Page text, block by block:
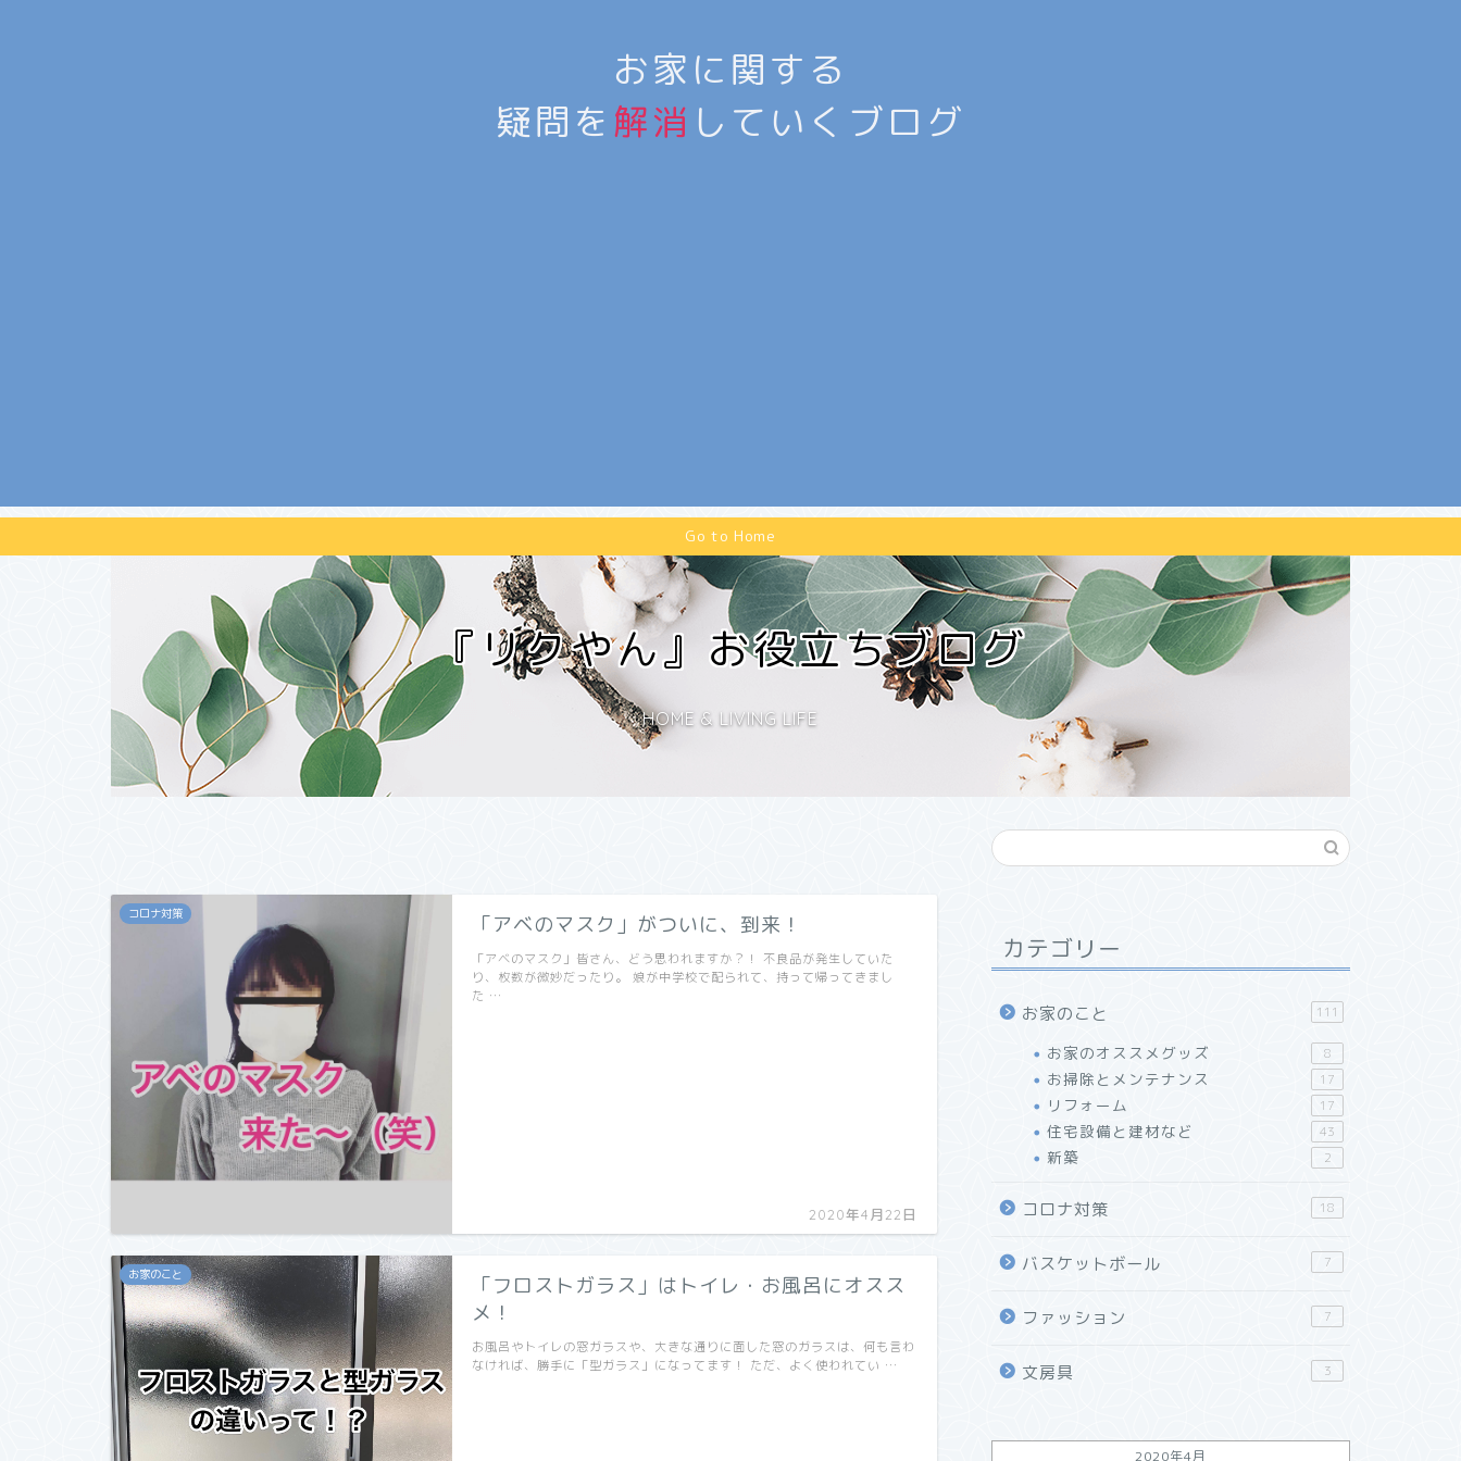
お家に関する
疑問を 解消 していくブログ
Go to Home
『リクやん』お役立ちブログ
HOME & LIVING LIFE
コロナ対策 「アベのマスク」がついに、到来！
2020年4月22日
「アベのマスク」皆さん、どう思われますか？！ 不良品が発生していた
り、枚数が微妙だったり。 娘が中学校で配られて、持って帰ってきまし
た …
お家のこと
「フロストガラス」はトイレ・お風呂にオスス
メ！
お風呂やトイレの窓ガラスや、大きな通りに面した窓のガラスは、何も言わ
なければ、勝手に「型ガラス」になってます！ ただ、よく使われてい …
カテゴリー
お家のこと 111
お家のオススメグッズ 8
お掃除とメンテナンス 17
リフォーム 17
住宅設備と建材など 43
新築 2
コロナ対策 18
バスケットボール 7
ファッション 7
文房具 3
2020年4月